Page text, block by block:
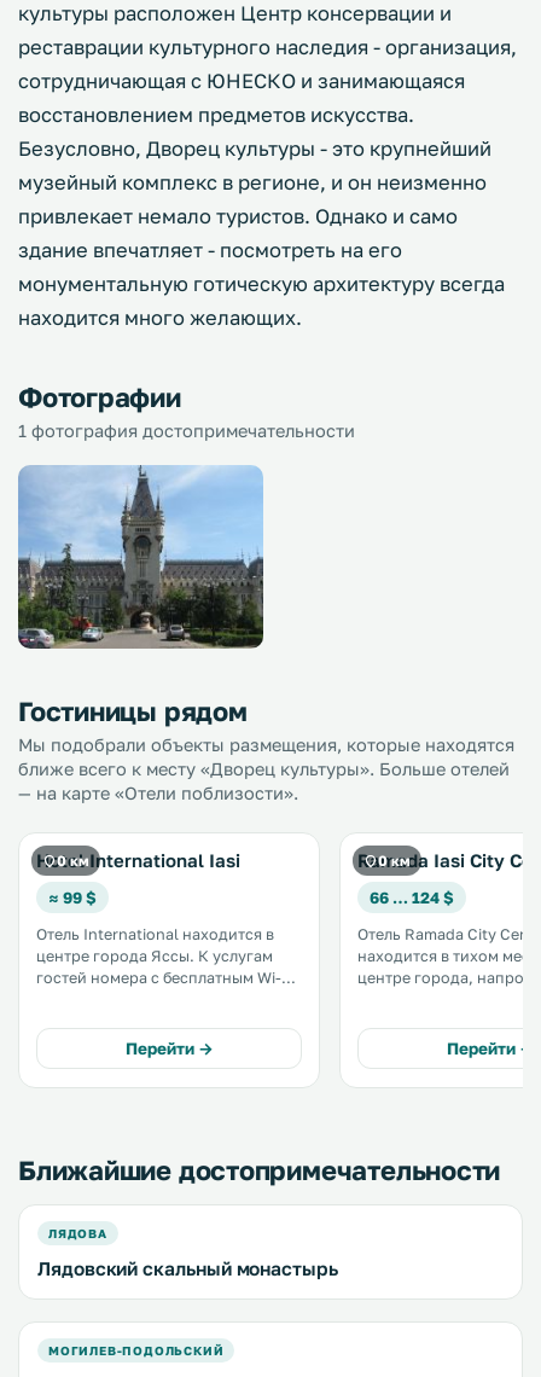
культуры расположен Центр консервации и
реставрации культурного наследия - организация,
сотрудничающая с ЮНЕСКО и занимающаяся
восстановлением предметов искусства.
Безусловно, Дворец культуры - это крупнейший
музейный комплекс в регионе, и он неизменно
привлекает немало туристов. Однако и само
здание впечатляет - посмотреть на его
монументальную готическую архитектуру всегда
находится много желающих.
Фотографии
1 фотография достопримечательности
Гостиницы рядом
Мы подобрали объекты размещения, которые находятся
ближе всего к месту «Дворец культуры». Больше отелей
— на карте «Отели поблизости».
0 км
Hotel International Iasi
≈ 99 $
Отель International находится в
центре города Яссы. К услугам
гостей номера с бесплатным Wi-Fi,
центра, сухой и влажной сауны и
гидромассажной ванны. .
Перейти →
0 км
Ramada Iasi City
66 … 124 $
Отель Ramada City
находится в тихом
центре города,
всего за 15 минут, до
центрального
вокзала - за 7 минут. .
Перейти →
Ближайшие достопримечательности
ЛЯДОВА
Лядовский скальный монастырь
МОГИЛЕВ-ПОДОЛЬСКИЙ